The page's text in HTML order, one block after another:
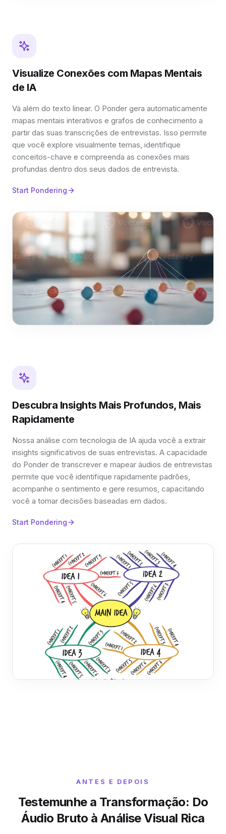
Visualize Conexões com Mapas Mentais
de IA
Vá além do texto linear. O Ponder gera automaticamente
mapas mentais interativos e grafos de conhecimento a
partir das suas transcrições de entrevistas. Isso permite
que você explore visualmente temas, identifique
conceitos-chave e compreenda as conexões mais
profundas dentro dos seus dados de entrevista.
Start Pondering
Descubra Insights Mais Profundos, Mais
Rapidamente
Nossa análise com tecnologia de IA ajuda você a extrair
insights significativos de suas entrevistas. A capacidade
do Ponder de transcrever e mapear áudios de entrevistas
permite que você identifique rapidamente padrões,
acompanhe o sentimento e gere resumos, capacitando
você a tomar decisões baseadas em dados.
Start Pondering
ANTES E DEPOIS
Testemunhe a Transformação: Do
Áudio Bruto à Análise Visual Rica